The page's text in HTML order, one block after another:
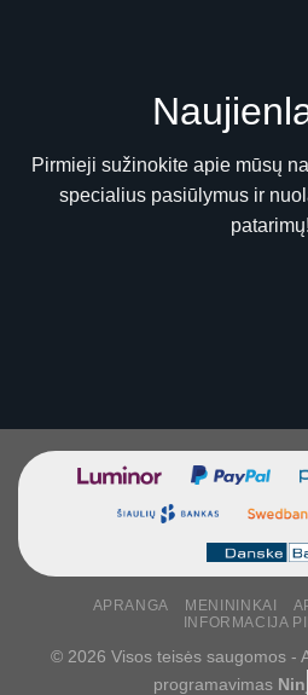
Pirmieji sužinokite apie mūsų
specialius pasiūlymus ir
patarimų!
APRANGA MENININKAI
INFORMACIJA
© 2026 Visos teisės saugomos -
programavimas